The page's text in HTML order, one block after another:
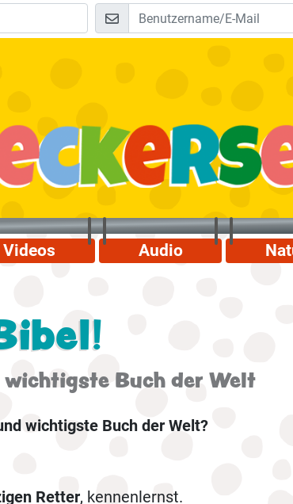
Videos Audio
wichtigste Buch der Welt
wichtigste Buch der Welt?
Retter, kennenlernst.